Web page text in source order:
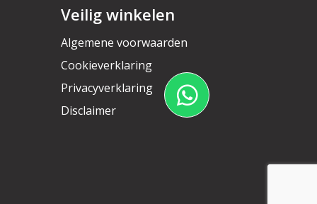
Veilig winkelen
Algemene voorwaarden
Cookieverklaring
Privacyverklaring
Disclaimer